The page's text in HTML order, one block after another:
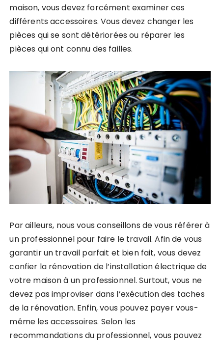
maison, vous devez forcément examiner ces
différents accessoires. Vous devez changer les
pièces qui se sont détériorées ou réparer les
pièces qui ont connu des failles.
Par ailleurs, nous vous conseillons de vous référer à
un professionnel pour faire le travail. Afin de vous
garantir un travail parfait et bien fait, vous devez
confier la rénovation de l’installation électrique de
votre maison à un professionnel. Surtout, vous ne
devez pas improviser dans l’exécution des taches
de la rénovation. Enfin, vous pouvez payer vous-
même les accessoires. Selon les
recommandations du professionnel, vous pouvez